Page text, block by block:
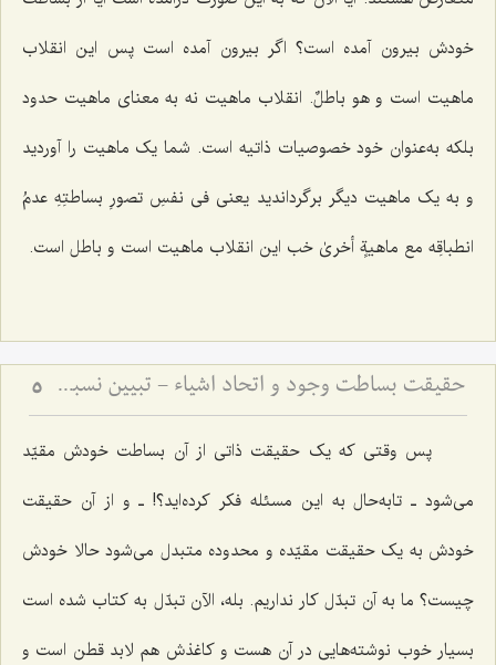
خودش بیرون آمده است؟ اگر بیرون آمده است پس این انقلاب
ماهیت است و هو باطلٌ. انقلاب ماهیت نه به معناى ماهیت حدود
بلکه به‌عنوان خود خصوصیات ذاتیه است. شما یک ماهیت را آوردید
و به یک ماهیت دیگر برگرداندید یعنى فى نفسِ تصورِ بساطتِهِ عدمُ
انطباقِه مع ماهیةٍ أخرىٰ خب این انقلاب ماهیت است و باطل است.
حقیقت بساطت وجود و اتحاد اشیاء - تبیین نسبت میان قیود ماهوی و وحدت حقیقت هستی 5
پس وقتى که یک حقیقت ذاتى از آن بساطت خودش مقیّد
مى‌شود ـ تابه‌حال به این مسئله فکر کرده‌اید؟! ـ و از آن حقیقت
خودش به یک حقیقت مقیّده و محدوده متبدل مى‌شود حالا خودش
چیست؟ ما به آن تبدّل کار نداریم. بله، الآن تبدّل به کتاب شده است
بسیار خوب نوشته‌هایى در آن هست و کاغذش هم لابد قطن است و